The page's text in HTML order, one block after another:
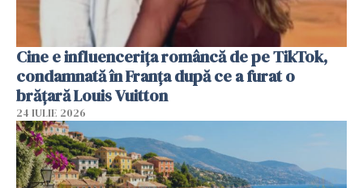
Cine e influencerița româncă de pe TikTok,
condamnată în Franța după ce a furat o
brățară Louis Vuitton
24 IULIE 2026